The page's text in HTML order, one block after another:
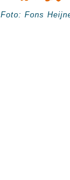
Foto: Fons